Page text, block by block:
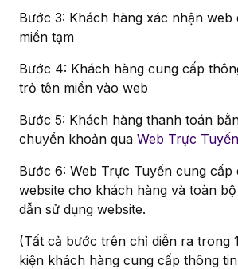
Bước 3: Khách hàng xác nhận web
miền tạm
Bước 4: Khách hàng cung cấp
trỏ tên miền vào web
Bước 5: Khách hàng thanh toán
chuyển khoản qua Web Trực Tuyến
Bước 6: Web Trực Tuyến cung cấp
website cho khách hàng và toàn
dẫn sử dụng website.
(Tất cả bước trên chỉ diễn ra trong
kiện khách hàng cung cấp thông